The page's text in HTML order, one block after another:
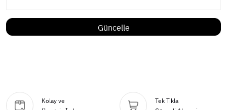
Güncelle
Kolay ve
Tek Tıkla